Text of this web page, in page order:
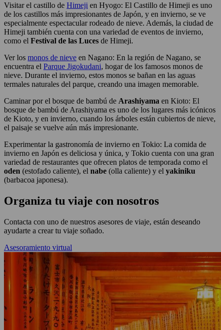
Visitar el castillo de Himeji en Hyogo: El Castillo de Himeji es uno
de los castillos más impresionantes de Japón, y en invierno, se ve
especialmente espectacular rodeado de nieve. Además, la ciudad de
Himeji también cuenta con una variedad de eventos de invierno,
como el Festival de las Luces de Himeji.
Ver los monos de nieve en Nagano: En la región de Nagano, se
encuentra el Parque Jigokudani, hogar de los famosos monos de
nieve. Durante el invierno, estos monos se bañan en las aguas
termales naturales del parque, creando una imagen memorable.
Caminar por el bosque de bambú de Arashiyama en Kioto: El
bosque de bambú de Arashiyama es uno de los lugares más icónicos
de Kioto, y en invierno, cuando los árboles están cubiertos de nieve,
el paisaje se vuelve aún más impresionante.
Experimentar la gastronomía de invierno en Tokio: La comida de
invierno en Japón es deliciosa y única, y Tokio cuenta con una gran
variedad de restaurantes que ofrecen platos de temporada como el
oden (estofado caliente), el nabe (olla caliente) y el yakiniku
(barbacoa japonesa).
Organiza tu viaje con nosotros
Contacta con uno de nuestros asesores de viaje, están deseando
ayudarte a crear tu viaje soñado.
Asesoramiento virtual